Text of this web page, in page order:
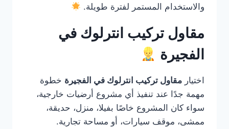
والاستخدام المستمر لفترة طويلة.
مقاول تركيب انترلوك في
الفجيرة
اختيار مقاول تركيب انترلوك في الفجيرة خطوة
مهمة جدًا عند تنفيذ أي مشروع أرضيات خارجية،
سواء كان المشروع خاصًا بفيلا، منزل، حديقة،
ممشى، موقف سيارات، أو مساحة تجارية.